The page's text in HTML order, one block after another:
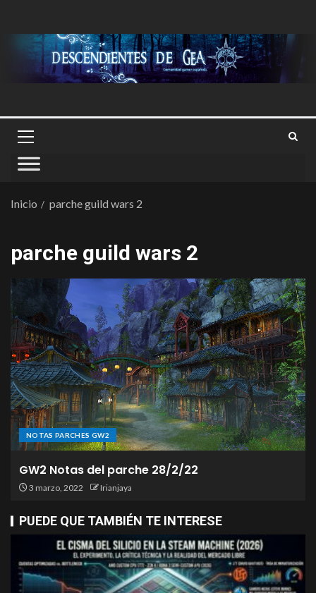
Inicio parche guild wars 2
parche guild wars 2
NOTAS PARCHES GW2
GW2 Notas del parche 28/2/22
3 marzo, 2022 Irianjaya
PUEDE QUE TAMBIÉN TE INTERESE